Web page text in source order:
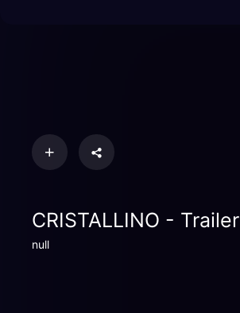
CRISTALLINO - Trailer
null